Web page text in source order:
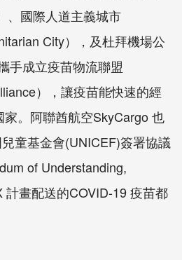
、國際人道主義城市
City），及杜拜機場公
手成立疫苗物流聯盟
），讓疫苗能快速的經
。阿聯酋航空SkyCargo 也
童基金會(UNICEF)簽署協議
of Understanding,
計畫配送的COVID-19 疫苗都